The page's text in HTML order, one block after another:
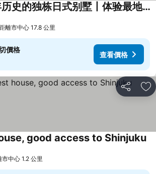
草山居A丨55年历史的独栋日式别墅丨体验最地道的日本下町文化丨新宿12min 池袋电车6min
離市中心 17.8 公里
價格
查看價格
分享 加
good access to Shinjuku
市中心 1.2 公里